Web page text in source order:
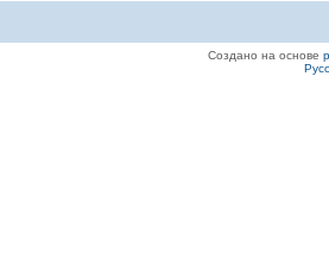
Создано на основе